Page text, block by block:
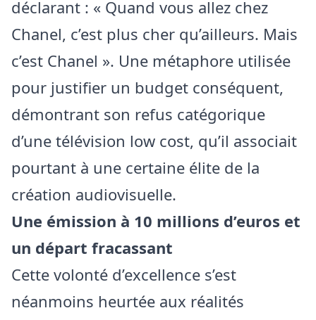
déclarant : « Quand vous allez chez
Chanel, c’est plus cher qu’ailleurs. Mais
c’est Chanel ». Une métaphore utilisée
pour justifier un budget conséquent,
démontrant son refus catégorique
d’une télévision low cost, qu’il associait
pourtant à une certaine élite de la
création audiovisuelle.
Une émission à 10 millions d’euros et
un départ fracassant
Cette volonté d’excellence s’est
néanmoins heurtée aux réalités